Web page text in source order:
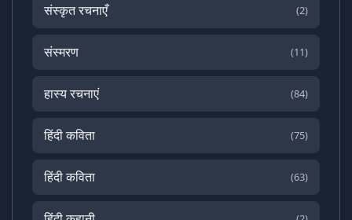
संस्कृत रचनाएँ (2)
संस्मरण (11)
हास्य रचनाएं (84)
हिंदी कविता (75)
हिंदी कविता (63)